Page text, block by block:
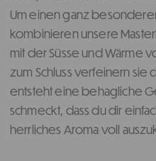
Um einen ganz
kombinieren unsere
mit der Süsse und Wärme
zum Schluss verfeinern sie
entsteht eine behagliche
schmeckt, dass du dir
herrliches Aroma voll